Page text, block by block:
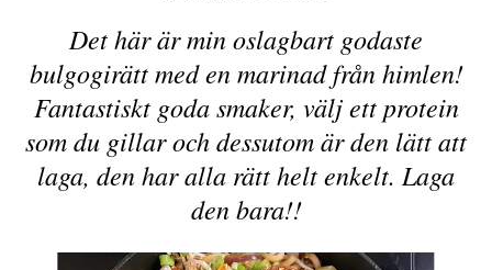
Det här är min oslagbart godaste
bulgogirätt med en marinad från himlen!
Fantastiskt goda smaker, välj ett protein
som du gillar och dessutom är den lätt att
laga, den har alla rätt helt enkelt. Laga
den bara!!